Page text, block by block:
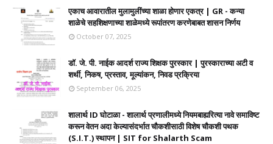
एकाच आवारातील मुलामुलींच्या शाळा होणार एकत्र | GR - कन्या
शाळेचे सहशिक्षणाच्या शाळेमध्ये रूपांतरण करणेबाबत शासन निर्णय
October 07, 2025
डॉ. जे. पी. नाईक आदर्श राज्य शिक्षक पुरस्कार | पुरस्काराच्या अटी व
शर्थी, निकष, प्रस्ताव, मूल्यांकन, निवड प्रक्रिया
September 06, 2025
शालार्थ ID घोटाळा - शालार्थ प्रणालीमध्ये नियमबाह्यरित्या नावे समाविष्ट
करून वेतन अदा केल्यासंदर्भात चौकशीसाठी विशेष चौकशी पथक
(S.I.T.) स्थापन | SIT for Shalarth Scam